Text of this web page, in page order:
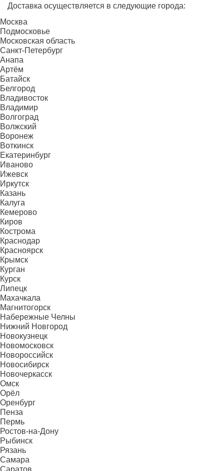
Доставка осуществляется в следующие города:
Москва
Подмосковье
Московская область
Санкт-Петербург
Анапа
Артём
Батайск
Белгород
Владивосток
Владимир
Волгоград
Волжский
Воронеж
Воткинск
Екатеринбург
Иваново
Ижевск
Иркутск
Казань
Калуга
Кемерово
Киров
Кострома
Краснодар
Красноярск
Крымск
Курган
Курск
Липецк
Махачкала
Магнитогорск
Набережные Челны
Нижний Новгород
Новокузнецк
Новомосковск
Новороссийск
Новосибирск
Новочеркасск
Омск
Орёл
Оренбург
Пенза
Пермь
Ростов-на-Дону
Рыбинск
Рязань
Самара
Саратов